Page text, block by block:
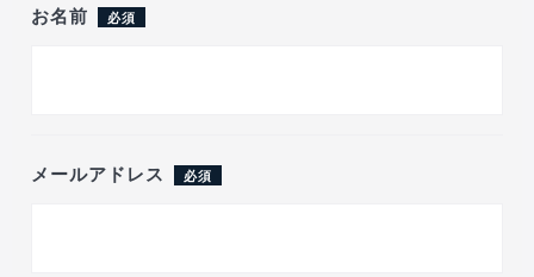
お名前 必須
メールアドレス 必須